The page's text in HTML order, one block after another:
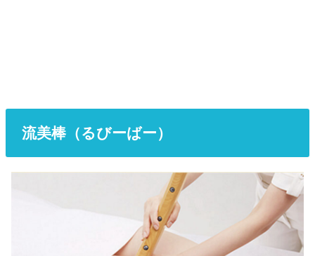
流美棒（るびーばー）